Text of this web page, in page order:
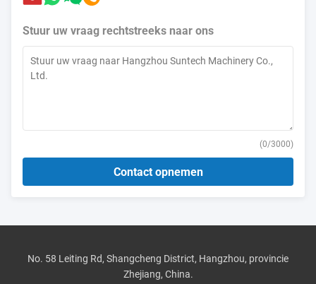
Stuur uw vraag rechtstreeks naar ons
(0/3000)
Contact opnemen
No. 58 Leiting Rd, Shangcheng District, Hangzhou, provincie
Zhejiang, China.